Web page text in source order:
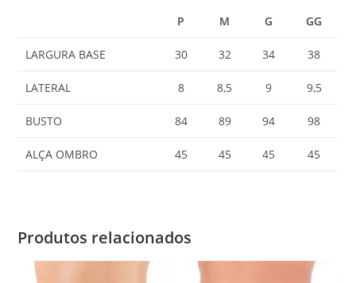
P M G GG
LARGURA BASE 30 32 34 38
LATERAL 8 8,5 9 9,5
BUSTO 84 89 94 98
ALÇA OMBRO 45 45 45 45
Produtos relacionados